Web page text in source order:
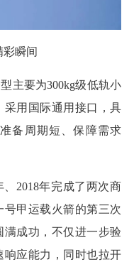
彩瞬间
主要为300kg级低轨小
采用国际通用接口，具
备周期短、保障需求
2018年完成了两次商
甲运载火箭的第三次
成功，不仅进一步验
应能力，同时也拉开